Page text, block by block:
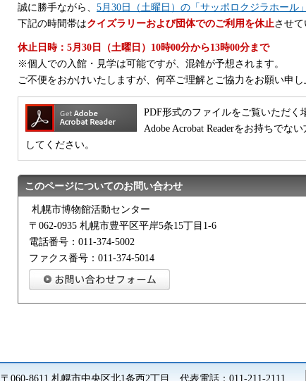
誠に勝手ながら、 5月30日（土曜日）の「サッポロクジラホール
下記の時間帯はクイズラリーおよび団体でのご利用を休止させて
休止日時：5月30日（土曜日）10時00分から13時00分まで
※個人での入館・見学は可能ですが、混雑が予想されます。
ご不便をおかけいたしますが、何卒ご理解とご協力をお願い申し
PDF形式のファイルをご覧いただく
Adobe Acrobat Readerをお持ちでな
してください。
このページについてのお問い合わせ
札幌市博物館活動センター
〒062-0935 札幌市豊平区平岸5条15丁目1-6
電話番号：011-374-5002
ファクス番号：011-374-5014
〒060-8611 札幌市中央区北1条西2丁目 代表電話：011-211-2111